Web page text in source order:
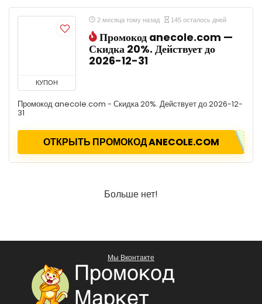
КУПОН
2 месяца тому назад 145 осталось дней
Промокод anecole.com —
Скидка 20%. Действует до
2026-12-31
Промокод anecole.com - Скидка 20%. Действует до 2026-12-
31
ОТКРЫТЬ ПРОМОКОД ANECOLE.COM
Больше нет!
Мы Вконтакте